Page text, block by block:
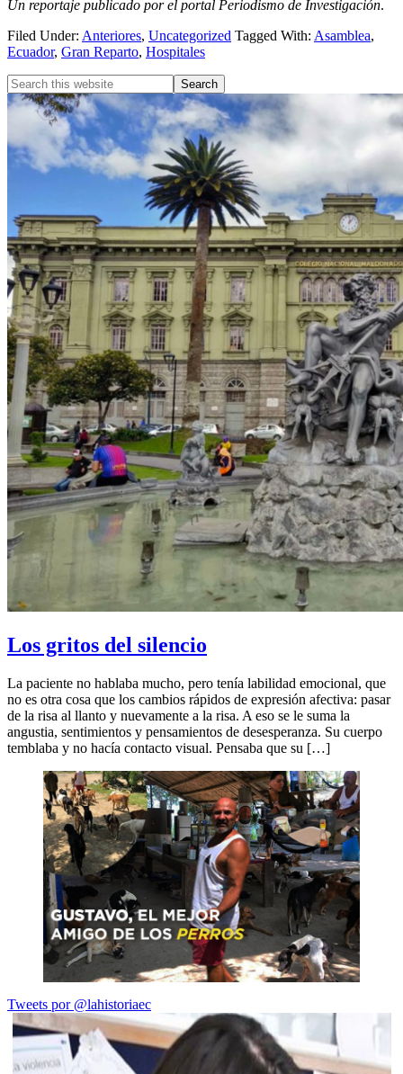
Un reportaje publicado por el portal Periodismo de Investigación.
Filed Under: Anteriores, Uncategorized Tagged With: Asamblea,
Ecuador, Gran Reparto, Hospitales
Los gritos del silencio
La paciente no hablaba mucho, pero tenía labilidad emocional, que
no es otra cosa que los cambios rápidos de expresión afectiva: pasar
de la risa al llanto y nuevamente a la risa. A eso se le suma la
angustia, sentimientos y pensamientos de desesperanza. Su cuerpo
temblaba y no hacía contacto visual. Pensaba que su […]
Tweets por @lahistoriaec